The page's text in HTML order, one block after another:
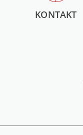
KONTAKT